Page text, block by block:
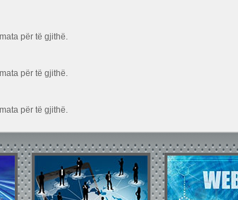
për të gjithë.
për të gjithë.
për të gjithë.